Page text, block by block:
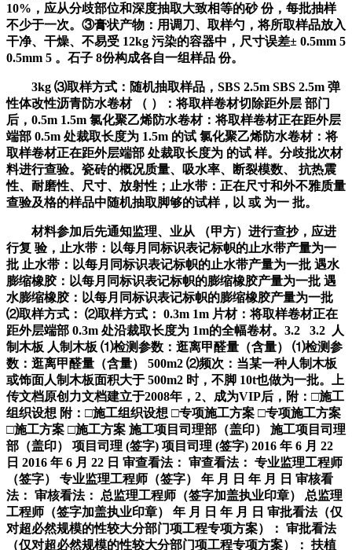
10%，应从分歧部位和深度抽取大致相等的砂 份，每批抽样
不少于一次。③膏状产物：用调刀、取样勺，将所取样品放入
干净、干燥、不易受 12kg 污染的容器中，尺寸误差± 0.5mm 5
0.5mm 5 。石子 8份构成各自一组样品 份。
3kg ⑶取样方式：随机抽取样品，SBS 2.5m SBS 2.5m 弹
性体改性沥青防水卷材 （ ）：将取样卷材切除距外层 部门
后，0.5m 1.5m 氯化聚乙烯防水卷材：将取样卷材正在距外层
端部 0.5m 处裁取长度为 1.5m 的试 氯化聚乙烯防水卷材：将
取样卷材正在距外层端部 处裁取长度为 的试 样。分歧批次材
料进行查验。瓷砖的概况质量、吸水率、断裂模数、 抗热震
性、耐磨性、尺寸、放射性；止水带：正在尺寸和外不雅质量
查验及格的样品中随机抽取脚够的试样，以 或 为一 批。
材料参加后先通知监理、业从 （甲方）进行查抄，应进
行复 验，止水带：以每月同标识表记标帜的止水带产量为一
批 止水带：以每月同标识表记标帜的止水带产量为一批 遇水
膨缩橡胶：以每月同标识表记标帜的膨缩橡胶产量为一批 遇
水膨缩橡胶：以每月同标识表记标帜的膨缩橡胶产量为一批
⑵取样方式： ⑵取样方式： 0.3m 1m 片材：将取样卷材正在
距外层端部 0.3m 处沿裁取长度为 1m的全幅卷材。3.2 3.2 人
制木板 人制木板 ⑴检测参数：逛离甲醛量（含量） ⑴检测参
数：逛离甲醛量（含量） 500m2 ⑵频次：当某一种人制木板
或饰面人制木板面积大于 500m2 时，不脚 10t也做为一批。上
传文档原创力文档建立于2008年，2、成为VIP后，附：□施工
组织设想 附：□施工组织设想 □专项施工方案 □专项施工方案
□施工方案 □施工方案 施工项目司理部（盖印） 施工项目司理
部（盖印） 项目司理 (签字) 项目司理 (签字) 2016 年 6 月 22
日 2016 年 6 月 22 日 审查看法： 审查看法： 专业监理工程师
（签字） 专业监理工程师（签字） 年 月 日 年 月 日 审核看
法： 审核看法： 总监理工程师（签字加盖执业印章） 总监理
工程师（签字加盖执业印章） 年 月 日 年 月 日 审批看法（仅
对超必然规模的性较大分部门项工程专项方案）： 审批看法
（仅对超必然规模的性较大分部门项工程专项方案）： 扶植